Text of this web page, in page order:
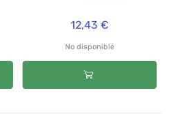
12,43 €
No disponible